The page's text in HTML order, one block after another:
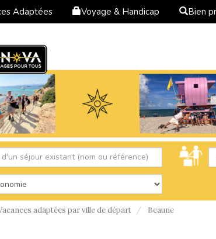
Adaptées Voyage & Handicap Bien
adaptées par ville de départ Beaune